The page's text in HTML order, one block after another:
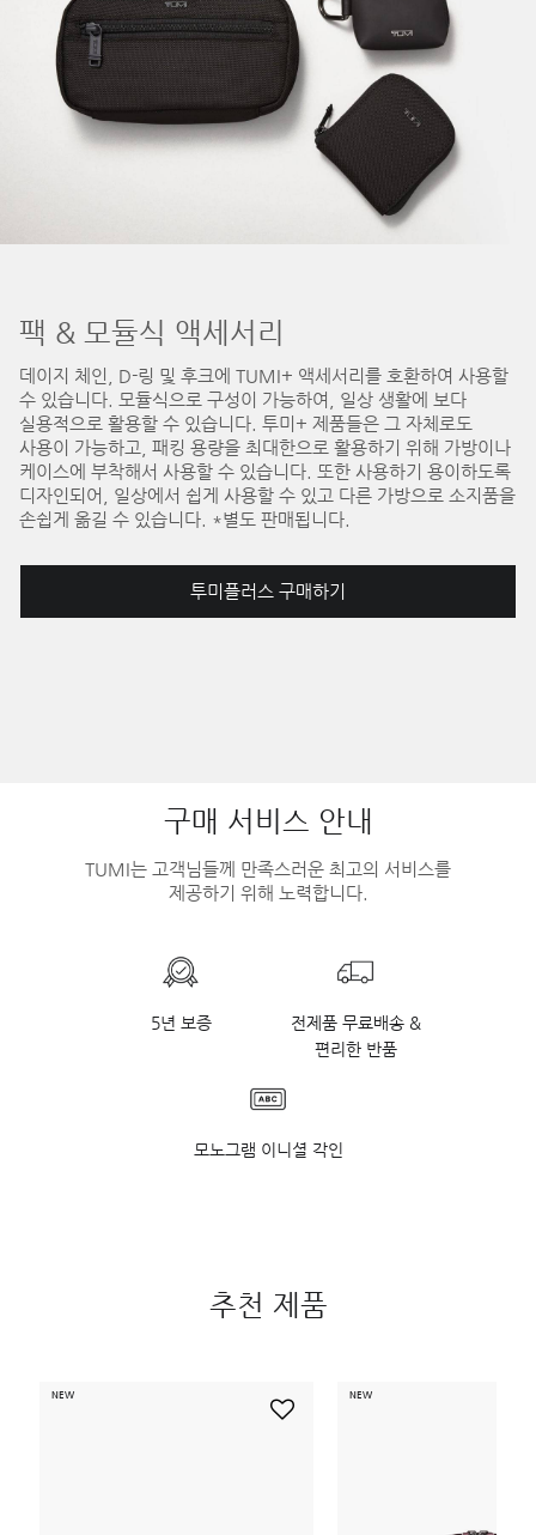
팩 & 모듈식 액세서리
데이지 체인, D-링 및 후크에 TUMI+ 액세서리를 호환하여 사용할
수 있습니다. 모듈식으로 구성이 가능하여, 일상 생활에 보다
실용적으로 활용할 수 있습니다. 투미+ 제품들은 그 자체로도
사용이 가능하고, 패킹 용량을 최대한으로 활용하기 위해 가방이나
케이스에 부착해서 사용할 수 있습니다. 또한 사용하기 용이하도록
디자인되어, 일상에서 쉽게 사용할 수 있고 다른 가방으로 소지품을
손쉽게 옮길 수 있습니다. *별도 판매됩니다.
투미플러스 구매하기
구매 서비스 안내
TUMI는 고객님들께 만족스러운 최고의 서비스를
제공하기 위해 노력합니다.
5년 보증
전제품 무료배송 &
편리한 반품
모노그램 이니셜 각인
추천 제품
NEW NEW